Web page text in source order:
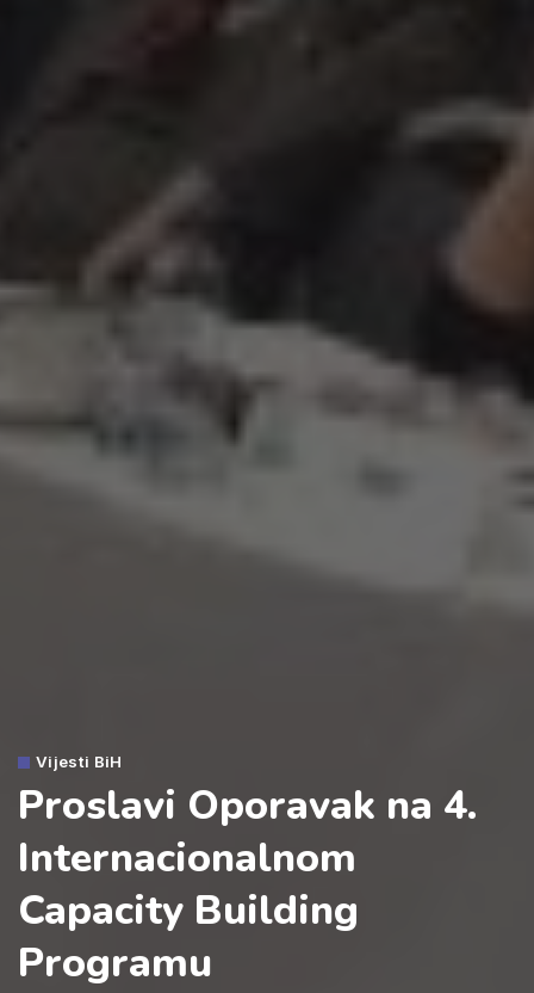
Vijesti BiH
Proslavi Oporavak na 4.
Internacionalnom
Capacity Building
Programu